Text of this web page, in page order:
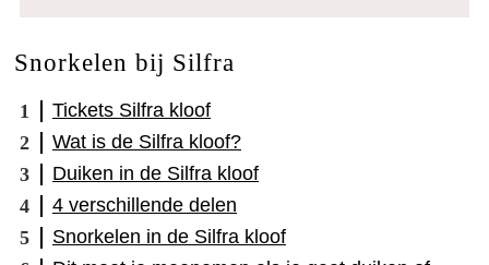
Snorkelen bij Silfra
Tickets Silfra kloof
Wat is de Silfra kloof?
Duiken in de Silfra kloof
4 verschillende delen
Snorkelen in de Silfra kloof